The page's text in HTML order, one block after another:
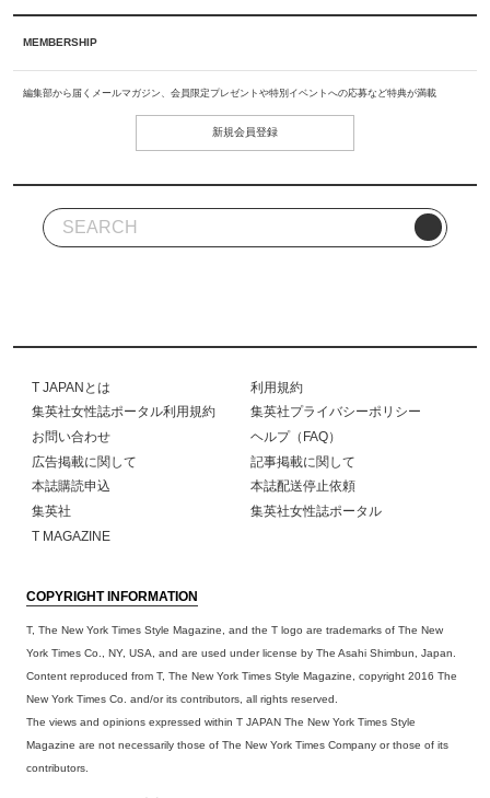
MEMBERSHIP
編集部から届くメールマガジン、会員限定プレゼントや特別イベントへの応募など特典が満載
新規会員登録
T JAPANとは
利用規約
集英社女性誌ポータル利用規約
集英社プライバシーポリシー
お問い合わせ
ヘルプ（FAQ）
広告掲載に関して
記事掲載に関して
本誌購読申込
本誌配送停止依頼
集英社
集英社女性誌ポータル
T MAGAZINE
COPYRIGHT INFORMATION
T, The New York Times Style Magazine, and the T logo are trademarks of The New
York Times Co., NY, USA, and are used under license by The Asahi Shimbun, Japan.
Content reproduced from T, The New York Times Style Magazine, copyright 2016 The
New York Times Co. and/or its contributors, all rights reserved.
The views and opinions expressed within T JAPAN The New York Times Style
Magazine are not necessarily those of The New York Times Company or those of its
contributors.